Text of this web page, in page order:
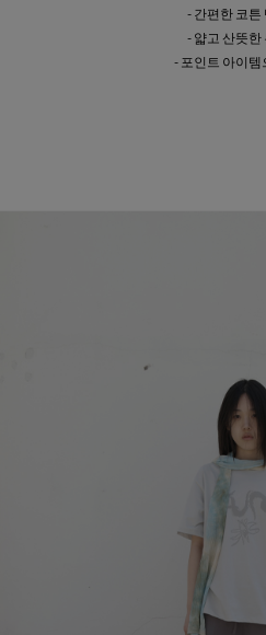
- 간편한 코튼
- 얇고 산뜻한
- 포인트 아이템